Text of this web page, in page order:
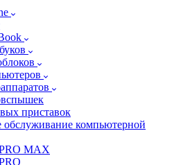
приставок
обслуживание компьютерной
MAX